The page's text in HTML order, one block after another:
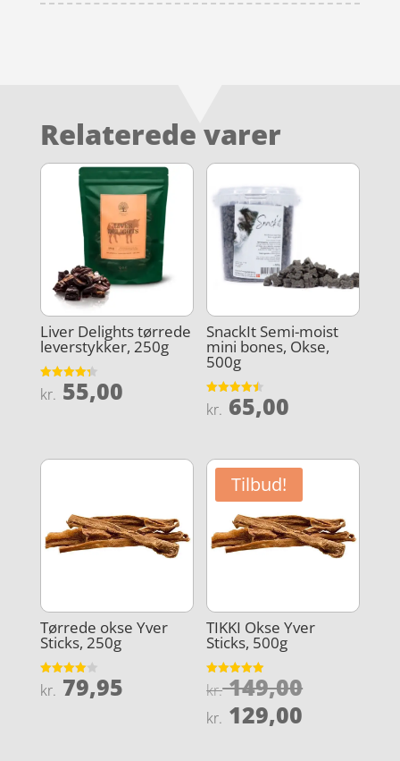
Relaterede varer
Liver Delights tørrede
leverstykker, 250g
Vurderet
4.3
kr. 55,00
SnackIt Semi-moist
mini bones, Okse,
500g
Vurderet
4.5
kr. 65,00
Tørrede okse Yver
Sticks, 250g
Vurderet
4
kr. 79,95
Tilbud!
TIKKI Okse Yver
Sticks, 500g
Vurderet
4.9
kr.149,00Den
kr. 129,00